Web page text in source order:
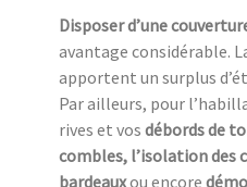
Disposer d’une
avantage considérable.
apportent un surplus
Par ailleurs, pour
rives et vos débords de
combles, l’isolation des
bardeauxou encore